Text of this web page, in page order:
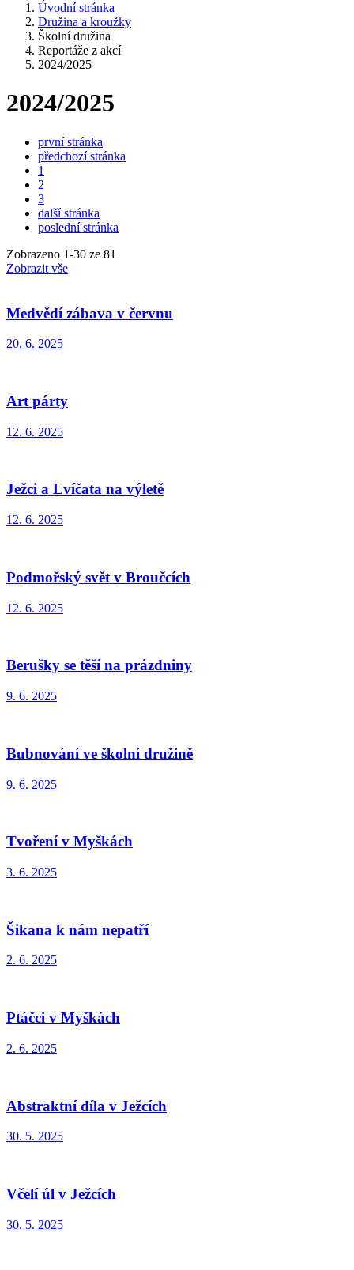
Úvodní stránka
Družina a kroužky
Školní družina
Reportáže z akcí
2024/2025
2024/2025
první stránka
předchozí stránka
1
2
3
další stránka
poslední stránka
Zobrazeno 1-30 ze 81
Zobrazit vše
Medvědí zábava v červnu
20. 6. 2025
Art párty
12. 6. 2025
Ježci a Lvíčata na výletě
12. 6. 2025
Podmořský svět v Broučcích
12. 6. 2025
Berušky se těší na prázdniny
9. 6. 2025
Bubnování ve školní družině
9. 6. 2025
Tvoření v Myškách
3. 6. 2025
Šikana k nám nepatří
2. 6. 2025
Ptáčci v Myškách
2. 6. 2025
Abstraktní díla v Ježcích
30. 5. 2025
Včelí úl v Ježcích
30. 5. 2025